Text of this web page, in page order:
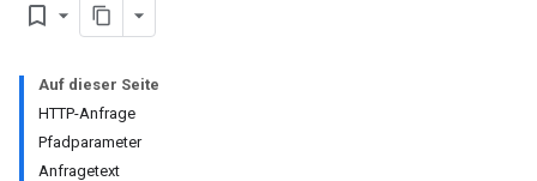
bookmark_border
Auf dieser Seite
HTTP-Anfrage
Pfadparameter
Anfragetext